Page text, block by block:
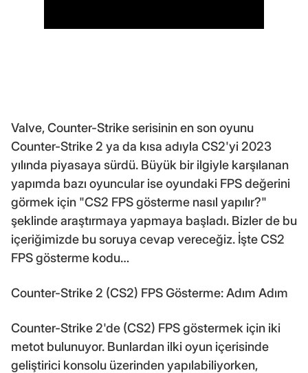
Valve, Counter-Strike serisinin en son oyunu
Counter-Strike 2 ya da kısa adıyla CS2'yi 2023
yılında piyasaya sürdü. Büyük bir ilgiyle karşılanan
yapımda bazı oyuncular ise oyundaki FPS değerini
görmek için "CS2 FPS gösterme nasıl yapılır?"
şeklinde araştırmaya yapmaya başladı. Bizler de bu
içeriğimizde bu soruya cevap vereceğiz. İşte CS2
FPS gösterme kodu…
Counter-Strike 2 (CS2) FPS Gösterme: Adım Adım
Counter-Strike 2'de (CS2) FPS göstermek için iki
metot bulunuyor. Bunlardan ilki oyun içerisinde
geliştirici konsolu üzerinden yapılabiliyorken,